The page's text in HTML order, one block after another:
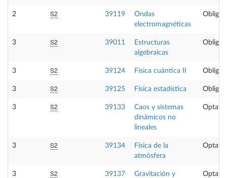
2 S2 39119
Ondas
electromagnéticas
3 S2 39011
Estructuras
algebraicas
3 S2 39124 Física cuántica II
3 S2 39125 Física estadística
3 S2 39133
Caos y sistemas
dinámicos no
lineales
3 S2 39134
Física de la
atmósfera
3 S2 39137
Gravitación y